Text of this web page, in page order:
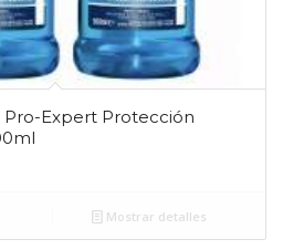
Pro-Expert Protección
Mostrar detalles